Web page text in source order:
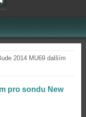
2014 MU69 dalším
pro sondu New